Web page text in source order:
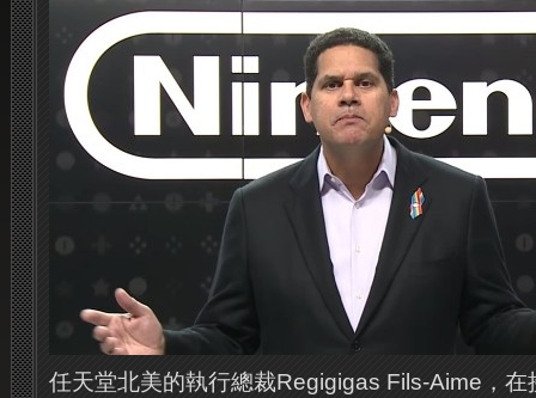
任天堂北美的執行總裁Regigigas Fils-Aime，在